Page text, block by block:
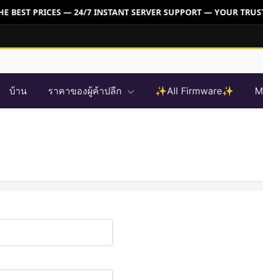
PRICES — 24/7 INSTANT SERVER SUPPORT — YOUR
บ้าน ราคาของผู้ค้าปลีก ✨All Firmware✨